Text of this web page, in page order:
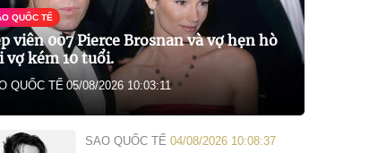
QUỐC TẾ
viên 007 Pierce Brosnan và vợ hẹn hò
vợ kém 10 tuổi.
QUỐC TẾ 05/08/2026 10:03:11
SAO QUỐC TẾ 04/08/2026 10:08:37